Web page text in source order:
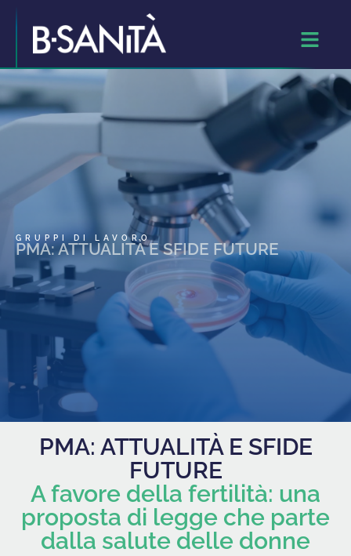
GRUPPI DI LAVORO
PMA: ATTUALITÀ E SFIDE FUTURE
PMA: ATTUALITÀ E SFIDE
FUTURE
A favore della fertilità: una
proposta di legge che parte
dalla salute delle donne